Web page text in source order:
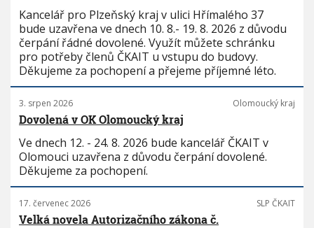
Kancelář pro Plzeňský kraj v ulici Hřímalého 37
bude uzavřena ve dnech 10. 8.- 19. 8. 2026 z důvodu
čerpání řádné dovolené. Využít můžete schránku
pro potřeby členů ČKAIT u vstupu do budovy.
Děkujeme za pochopení a přejeme příjemné léto.
3. srpen 2026 Olomoucký kraj
Dovolená v OK Olomoucký kraj
Ve dnech 12. - 24. 8. 2026 bude kancelář ČKAIT v
Olomouci uzavřena z důvodu čerpání dovolené.
Děkujeme za pochopení.
17. červenec 2026 SLP ČKAIT
Velká novela Autorizačního zákona č.